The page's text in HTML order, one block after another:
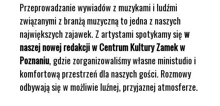
Przeprowadzanie wywiadów z muzykami i ludźmi
związanymi z branżą muzyczną to jedna z naszych
największych zajawek. Z artystami spotykamy sięw
naszej nowej redakcji w Centrum Kultury Zamek w
Poznaniu, gdzie zorganizowaliśmy własne ministudio i
komfortową przestrzeń dla naszych gości. Rozmowy
odbywają się w możliwie luźnej, przyjaznej atmosferze.